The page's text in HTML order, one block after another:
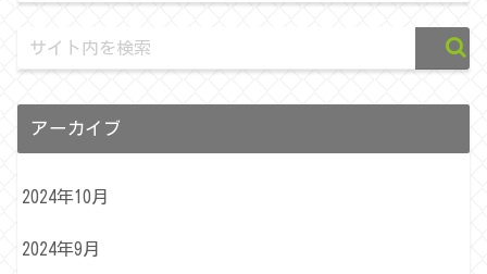
アーカイブ
2024年10月
2024年9月